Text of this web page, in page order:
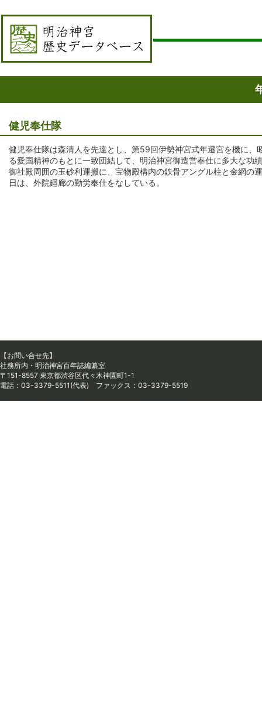
健児奉仕隊
健児奉仕隊は森清人を先達とし、第59回伊勢神宮式年遷宮を機に
る愛国精神のもとに一致団結して、明治神宮御造営奉仕に多大な
御社殿周囲の玉砂利運搬に、宝物殿構内の鉄骨アングル柱と金網
日は、外院廻廊の勤労奉仕をなしている。
【お問い合せ先】
社務所内・明治神宮百年誌編纂室
〒151-8557 東京都渋谷区代々木神園町1-1
電話：03-3379-5511(代表) ファックス：03-3379-5519